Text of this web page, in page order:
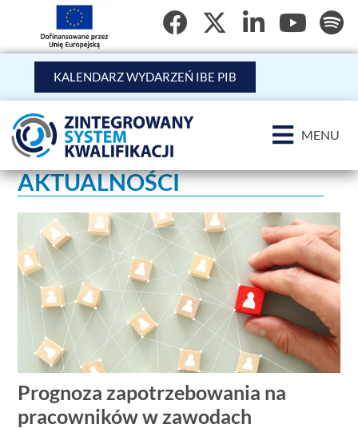
KALENDARZ WYDARZEŃ IBE PIB
MENU
AKTUALNOŚCI
Prognoza zapotrzebowania na
pracowników w zawodach